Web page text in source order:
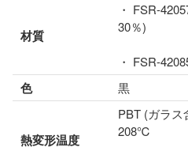
材質
・ FSR-
30％)
・ FSR-
色 黒
熱変形温度
PBT (ガラ
208℃